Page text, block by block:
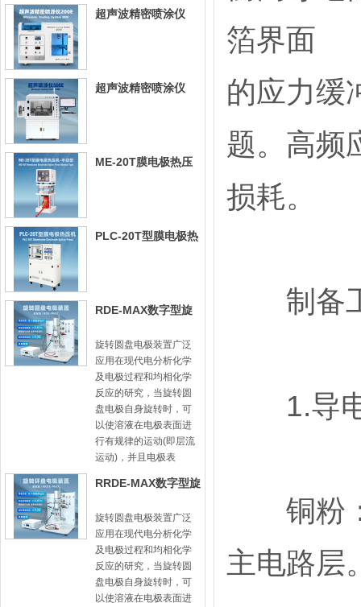
超声波精密喷涂仪
超声波精密喷涂仪
ME-20T膜电极热压
PLC-20T型膜电极热
RDE-MAX数字型旋
旋转圆盘电极装置广泛
应用在现代电分析化学
及电极过程和均相化学
反应的研究，当旋转圆
盘电极自身旋转时，可
以使溶液在电极表面进
行有规律的运动(即层流
运动)，并且电极表
RRDE-MAX数字型旋
旋转圆盘电极装置广泛
应用在现代电分析化学
及电极过程和均相化学
反应的研究，当旋转圆
盘电极自身旋转时，可
以使溶液在电极表面进
箔界面
的应力缓
题。高频
损耗。
制备工
1.导电
铜粉：
主电路层